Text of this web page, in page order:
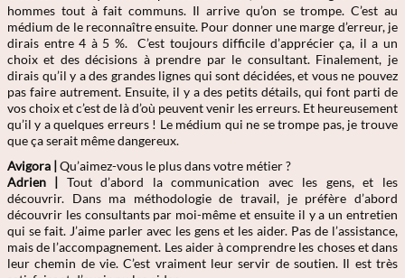
hommes tout à fait communs. Il arrive qu’on se trompe. C’est au
médium de le reconnaître ensuite. Pour donner une marge d’erreur, je
dirais entre 4 à 5 %. C’est toujours difficile d’apprécier ça, il a un
choix et des décisions à prendre par le consultant. Finalement, je
dirais qu’il y a des grandes lignes qui sont décidées, et vous ne pouvez
pas faire autrement. Ensuite, il y a des petits détails, qui font parti de
vos choix et c’est de là d’où peuvent venir les erreurs. Et heureusement
qu’il y a quelques erreurs ! Le médium qui ne se trompe pas, je trouve
que ça serait même dangereux.
Avigora | Qu’aimez-vous le plus dans votre métier ?
Adrien | Tout d’abord la communication avec les gens, et les
découvrir. Dans ma méthodologie de travail, je préfère d’abord
découvrir les consultants par moi-même et ensuite il y a un entretien
qui se fait. J’aime parler avec les gens et les aider. Pas de l’assistance,
mais de l’accompagnement. Les aider à comprendre les choses et dans
leur chemin de vie. C’est vraiment leur servir de soutien. Il est très